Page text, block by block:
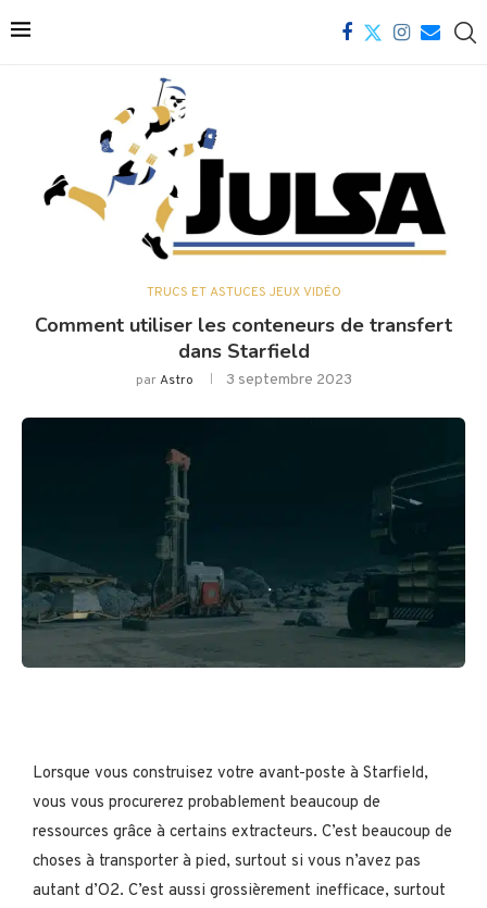
TRUCS ET ASTUCES JEUX VIDÉO
Comment utiliser les conteneurs de transfert
dans Starfield
parAstro 3 septembre 2023
Lorsque vous construisez votre avant-poste à Starfield,
vous vous procurerez probablement beaucoup de
ressources grâce à certains extracteurs. C’est beaucoup de
choses à transporter à pied, surtout si vous n’avez pas
autant d’O2. C’est aussi grossièrement inefficace, surtout